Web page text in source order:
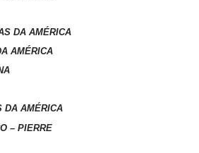
DA AMÉRICA
AMÉRICA
DA AMÉRICA
– PIERRE